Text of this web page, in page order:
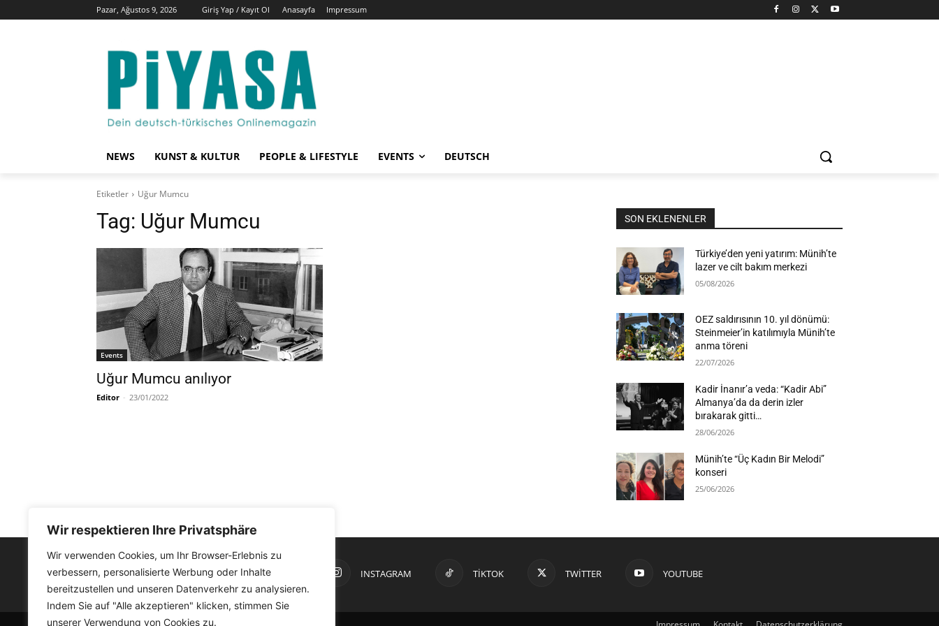
Wir respektieren Ihre Privatsphäre
Wir verwenden Cookies, um Ihr Browser-Erlebnis zu
verbessern, personalisierte Werbung oder Inhalte
bereitzustellen und unseren Datenverkehr zu analysieren.
Indem Sie auf "Alle akzeptieren" klicken, stimmen Sie
unserer Verwendung von Cookies zu.
Pazar, Ağustos 9, 2026 Giriş Yap / Kayıt Ol Anasayfa Impressum
NEWS KUNST & KULTUR PEOPLE & LIFESTYLE EVENTS DEUTSCH
Etiketler Uğur Mumcu
Tag: Uğur Mumcu
Events
Uğur Mumcu anılıyor
Editor - 23/01/2022
SON EKLENENLER
Türkiye’den yeni yatırım: Münih’te
lazer ve cilt bakım merkezi
05/08/2026
OEZ saldırısının 10. yıl dönümü:
Steinmeier’in katılımıyla Münih’te
anma töreni
22/07/2026
Kadir İnanır’a veda: “Kadir Abi”
Almanya’da da derin izler
bırakarak gitti…
28/06/2026
Münih’te “Üç Kadın Bir Melodi”
konseri
25/06/2026
FACEBOOK INSTAGRAM TIKTOK TWITTER YOUTUBE